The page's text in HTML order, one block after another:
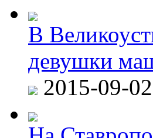
В
девушки
2015-09-